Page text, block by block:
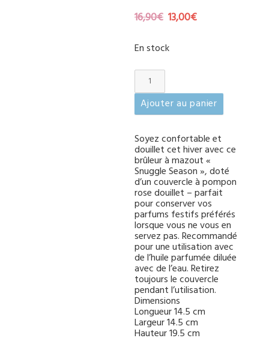
16,90€ Le
initial
13,00€
En stock
quantité
de
Brûleur
Snuggle
Ajouter au panier
Soyez confortable et
douillet cet hiver avec ce
brûleur à mazout «
Snuggle Season », doté
d’un couvercle à pompon
rose douillet – parfait
pour conserver vos
parfums festifs préférés
lorsque vous ne vous en
servez pas. Recommandé
pour une utilisation avec
de l’huile parfumée diluée
avec de l’eau. Retirez
toujours le couvercle
pendant l’utilisation.
Dimensions
Longueur 14.5 cm
Largeur 14.5 cm
Hauteur 19.5 cm